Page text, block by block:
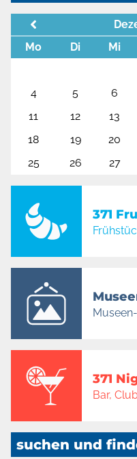
Mo
Di Mi
4
5 6
11
12 13
18
19 20
25
26 27
371
371
Bar,
suchen und